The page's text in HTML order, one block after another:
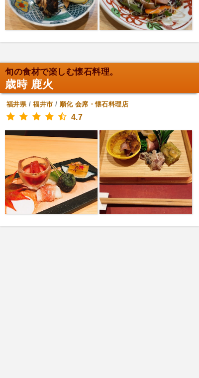
旬の食材で楽しむ懐石料理。
歳時 鹿火
福井県/福井市 / 順化 会席・懐石料理店
4.7